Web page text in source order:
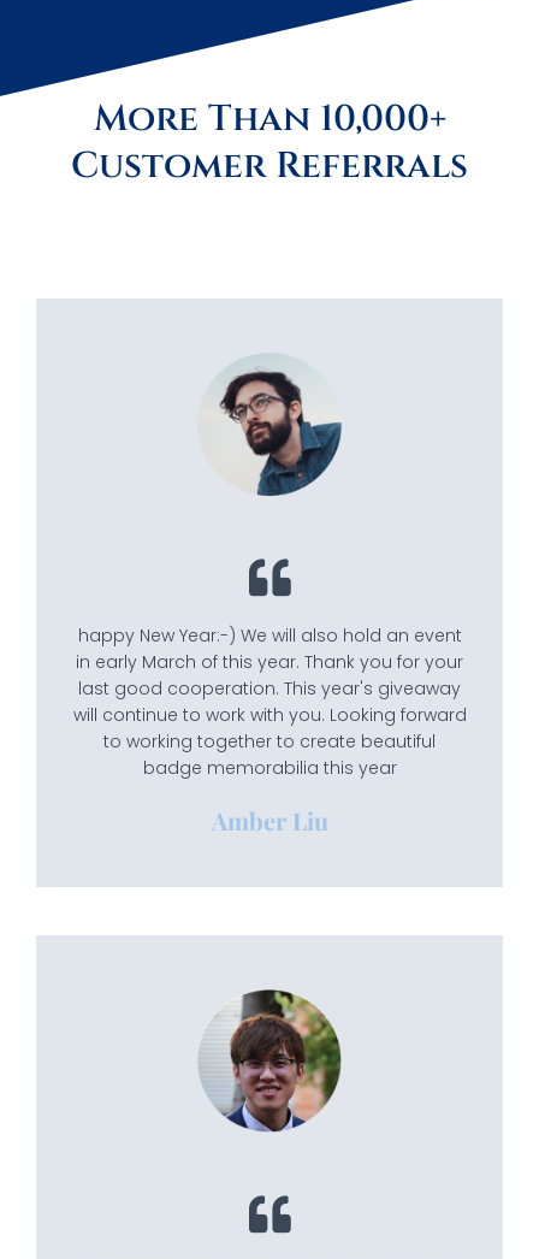
More Than 10,000+
Customer Referrals
happy New Year:-) We will also hold an event
in early March of this year. Thank you for your
last good cooperation. This year's giveaway
will continue to work with you. Looking forward
to working together to create beautiful
badge memorabilia this year
Amber Liu